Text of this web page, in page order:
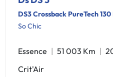
DS3 Crossback PureTech 130
So Chic
Essence 51 003 Km
Crit'Air